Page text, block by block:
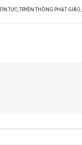
TIN TỨC ,TRYỀN THÔNG PHẬT GIÁO